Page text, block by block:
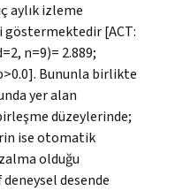
aylık izleme
[ACT:
n=9)= 2.889;
Bununla birlikte
yer alan
düzeylerinde;
ise otomatik
olduğu
desende